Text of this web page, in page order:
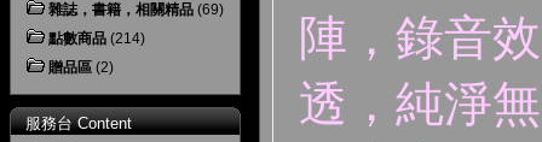
雜誌，書籍，相關精品 (69)
點數商品 (214)
贈品區 (2)
服務台 Content
陣，錄音
透，純淨